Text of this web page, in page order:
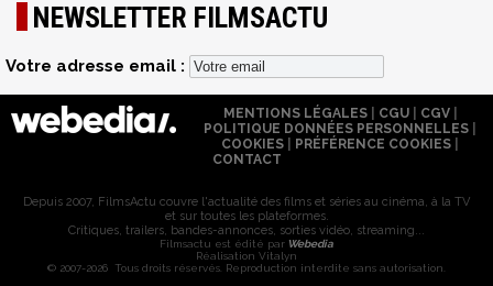
NEWSLETTER FILMSACTU
Votre adresse email :
MENTIONS LÉGALES| CGU| CGV|
POLITIQUE DONNÉES PERSONNELLES
COOKIES
PRÉFÉRENCE COOKIES
CONTACT
Depuis 2007, FilmsActu couvre l'actualité des films et séries au cinéma, à la TV
et sur toutes les plateformes.
Critiques, trailers, bandes-annonces, sorties vidéo, streaming...
Filmsactu est édité par Webedia
Réalisation Vitalyn
© 2007-2026 Tous droits réservés. Reproduction interdite sans autorisation.